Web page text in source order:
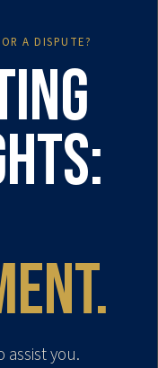
A DISPUTE?
assist you.